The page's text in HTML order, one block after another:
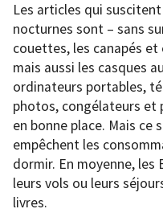
Les articles qui
nocturnes sont – sans
couettes, les canapés
mais aussi les casques
ordinateurs portables,
photos, congélateurs et
en bonne place. Mais ce
empêchent les
dormir. En moyenne,
leurs vols ou leurs
livres.